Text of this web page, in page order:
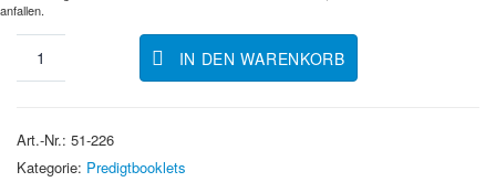
anfallen.
IN DEN WARENKORB
Art.-Nr.: 51-226
Kategorie: Predigtbooklets